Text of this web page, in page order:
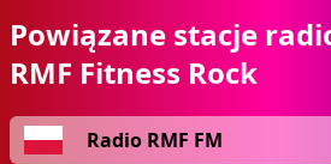
Powiązane stacje
RMF Fitness Rock
Radio RMF FM